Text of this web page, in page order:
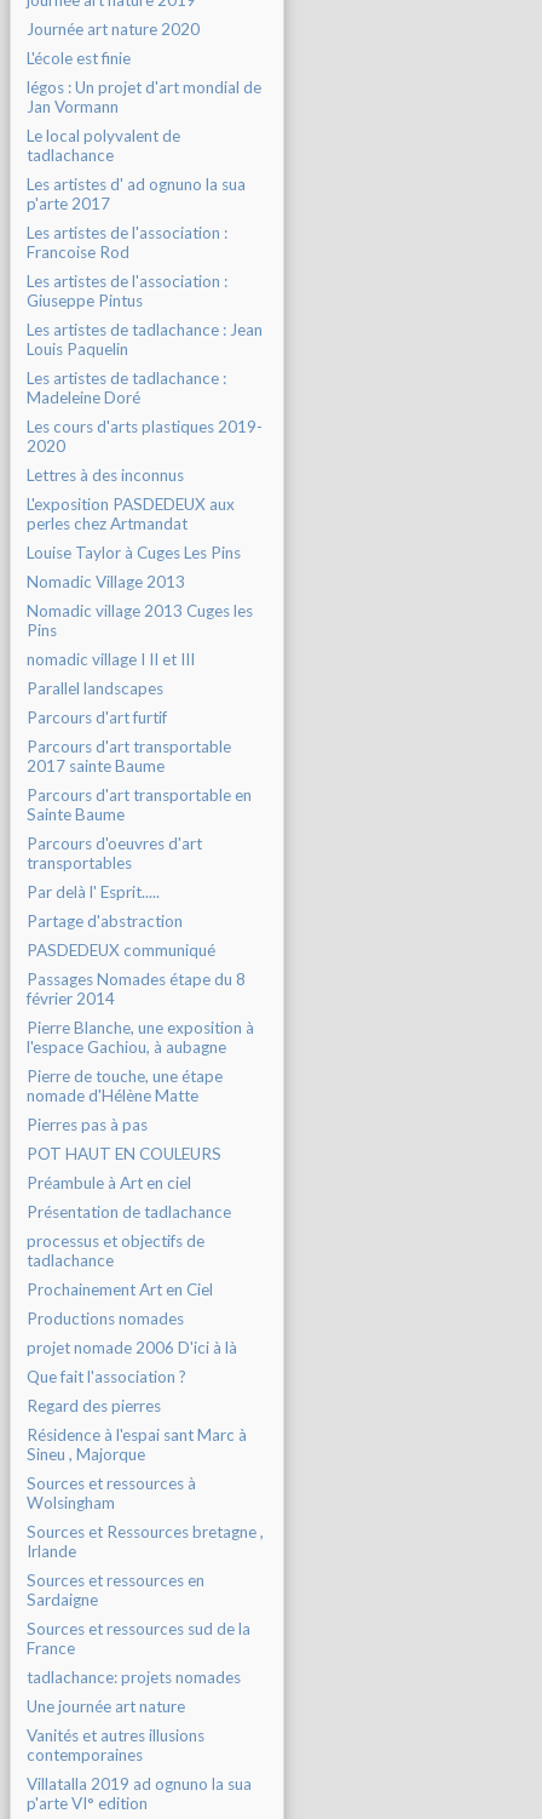
Journée art nature 2020
L'école est finie
légos : Un projet d'art mondial de
Jan Vormann
Le local polyvalent de
tadlachance
Les artistes d' ad ognuno la sua
p'arte 2017
Les artistes de l'association :
Francoise Rod
Les artistes de l'association :
Giuseppe Pintus
Les artistes de tadlachance : Jean
Louis Paquelin
Les artistes de tadlachance :
Madeleine Doré
Les cours d'arts plastiques 2019-
2020
Lettres à des inconnus
L'exposition PASDEDEUX aux
perles chez Artmandat
Louise Taylor à Cuges Les Pins
Nomadic Village 2013
Nomadic village 2013 Cuges les
Pins
nomadic village I II et III
Parallel landscapes
Parcours d'art furtif
Parcours d'art transportable
2017 sainte Baume
Parcours d'art transportable en
Sainte Baume
Parcours d'oeuvres d'art
transportables
Par delà l' Esprit.....
Partage d'abstraction
PASDEDEUX communiqué
Passages Nomades étape du 8
février 2014
Pierre Blanche, une exposition à
l'espace Gachiou, à aubagne
Pierre de touche, une étape
nomade d'Hélène Matte
Pierres pas à pas
POT HAUT EN COULEURS
Préambule à Art en ciel
Présentation de tadlachance
processus et objectifs de
tadlachance
Prochainement Art en Ciel
Productions nomades
projet nomade 2006 D'ici à là
Que fait l'association ?
Regard des pierres
Résidence à l'espai sant Marc à
Sineu , Majorque
Sources et ressources à
Wolsingham
Sources et Ressources bretagne ,
Irlande
Sources et ressources en
Sardaigne
Sources et ressources sud de la
France
tadlachance: projets nomades
Une journée art nature
Vanités et autres illusions
contemporaines
Villatalla 2019 ad ognuno la sua
p'arte VI° edition